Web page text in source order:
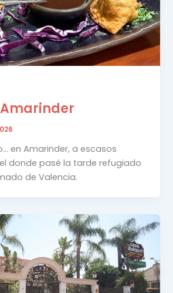
en Amarinder, a escasos
donde pasé la tarde refugiado
de Valencia.